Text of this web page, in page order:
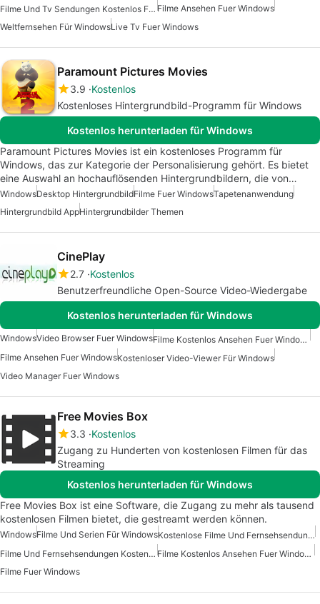
Filme Und Tv Sendungen Kostenlos Fuer Windows Filme Ansehen Fuer Windows
Weltfernsehen Für WindowsLive Tv Fuer Windows
Paramount Pictures Movies
3.9 Kostenlos
Kostenloses Hintergrundbild-Programm für Windows
Kostenlos herunterladen für Windows
Paramount Pictures Movies ist ein kostenloses Programm für
Windows, das zur Kategorie der Personalisierung gehört. Es bietet
eine Auswahl an hochauflösenden Hintergrundbildern, die von…
WindowsDesktop HintergrundbildFilme Fuer WindowsTapetenanwendung
Hintergrundbild AppHintergrundbilder Themen
CinePlay
2.7 Kostenlos
Benutzerfreundliche Open-Source Video-Wiedergabe
Kostenlos herunterladen für Windows
WindowsVideo Browser Fuer Windows
Filme Kostenlos Ansehen Fuer Windows
Filme Ansehen Fuer WindowsKostenloser Video-Viewer Für Windows
Video Manager Fuer Windows
Free Movies Box
3.3 Kostenlos
Zugang zu Hunderten von kostenlosen Filmen für das
Streaming
Kostenlos herunterladen für Windows
Free Movies Box ist eine Software, die Zugang zu mehr als tausend
kostenlosen Filmen bietet, die gestreamt werden können.
WindowsFilme Und Serien Für Windows
Kostenlose Filme Und Fernsehsendungen Für Windows
Filme Und Fernsehsendungen Kostenlos Für Windows
Filme Kostenlos Ansehen Fuer Windows
Filme Fuer Windows